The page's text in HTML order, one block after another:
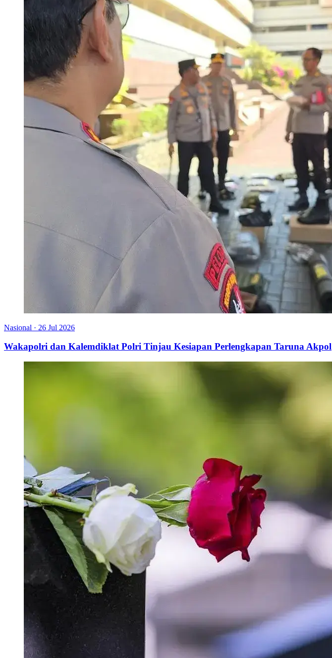
Nasional · 26 Jul 2026
Wakapolri dan Kalemdiklat Polri Tinjau Kesiapan Perlengkapan Taruna Akpol